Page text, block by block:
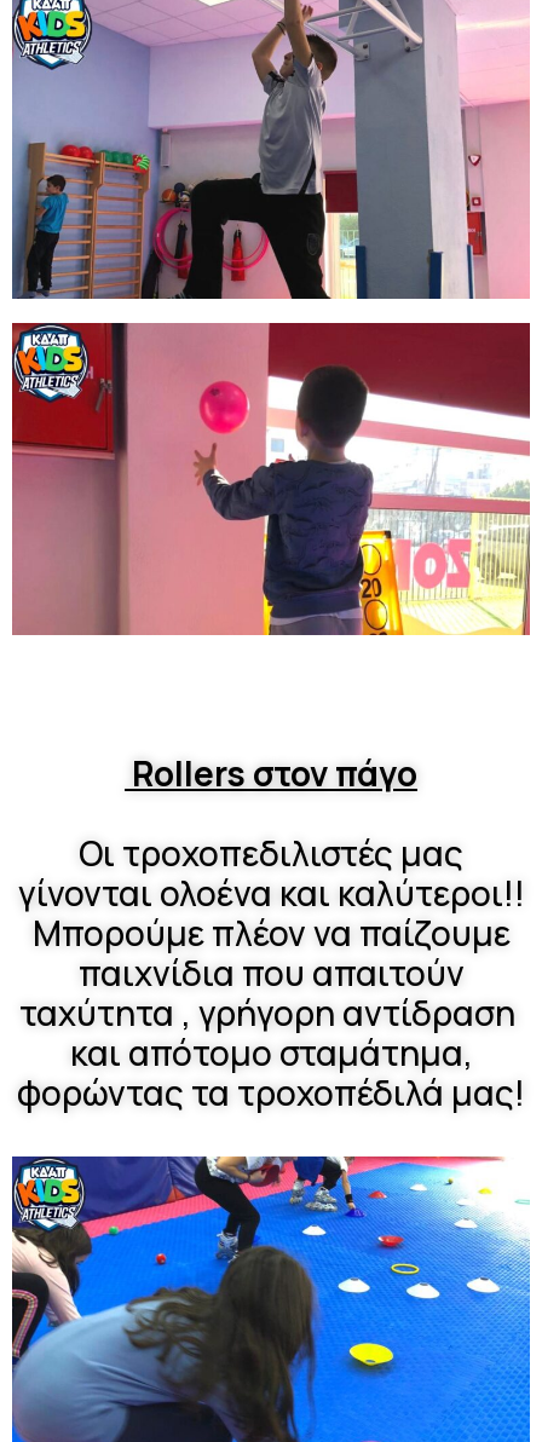
Rollers στον πάγο
Οι τροχοπεδιλιστές μας
γίνονται ολοένα και καλύτεροι!!
Μπορούμε πλέον να παίζουμε
παιχνίδια που απαιτούν
ταχύτητα , γρήγορη αντίδραση
και απότομο σταμάτημα,
φορώντας τα τροχοπέδιλά μας!